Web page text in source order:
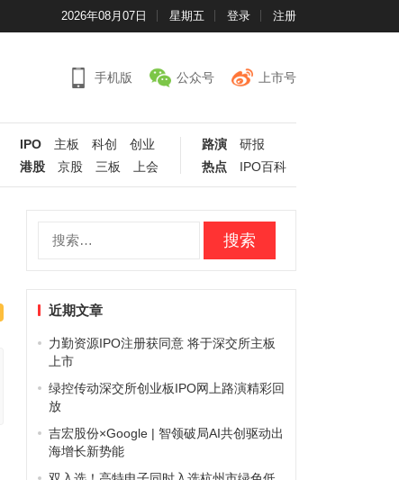
2026年08月07日 星期五 登录 注册
手机版 公众号 上市号
IPO 主板 科创
创业
港股
京股 三板 上会
路演
研报
热点
IPO百科
近期文章
力勤资源IPO注册获同意 将于深交所主板
上市
绿控传动深交所创业板IPO网上路演精彩回
放
吉宏股份×Google | 智领破局AI共创驱动出
海增长新势能